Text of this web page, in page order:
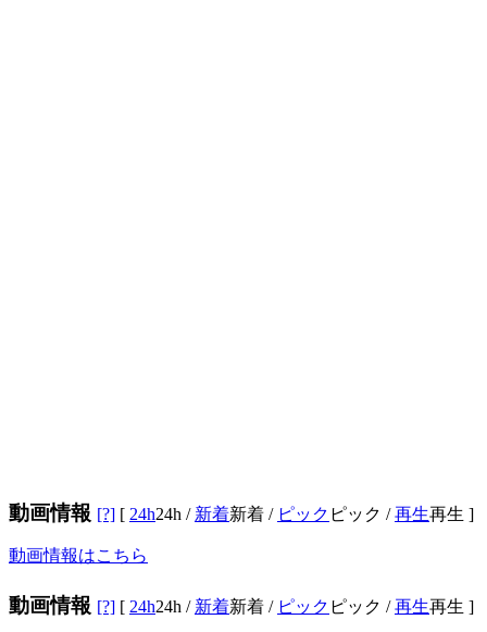
動画情報 [?] [ 24h24h / 新着新着 / ピック ピック /再生再生 ]
動画情報はこちら
動画情報 [?] [ 24h24h / 新着新着 / ピック ピック /再生再生 ]